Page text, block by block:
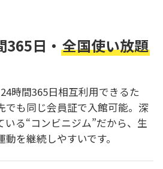
365日・ 全国使い放題
時間365日相互利用できるた
でも同じ会員証で入館可能。深
る“コンビニジム”だから、生
を継続しやすいです。